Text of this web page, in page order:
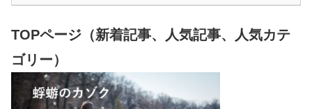
TOPページ（新着記事、人気記事、人気カテ
ゴリー）